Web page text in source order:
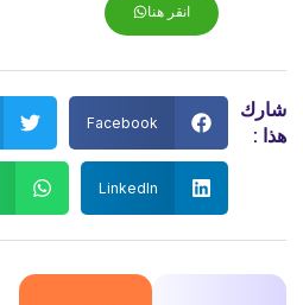
انقر هنا
شارك
هذا :
Facebook
LinkedIn